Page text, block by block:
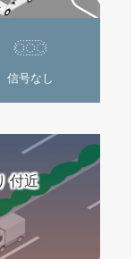
信号なし
付近